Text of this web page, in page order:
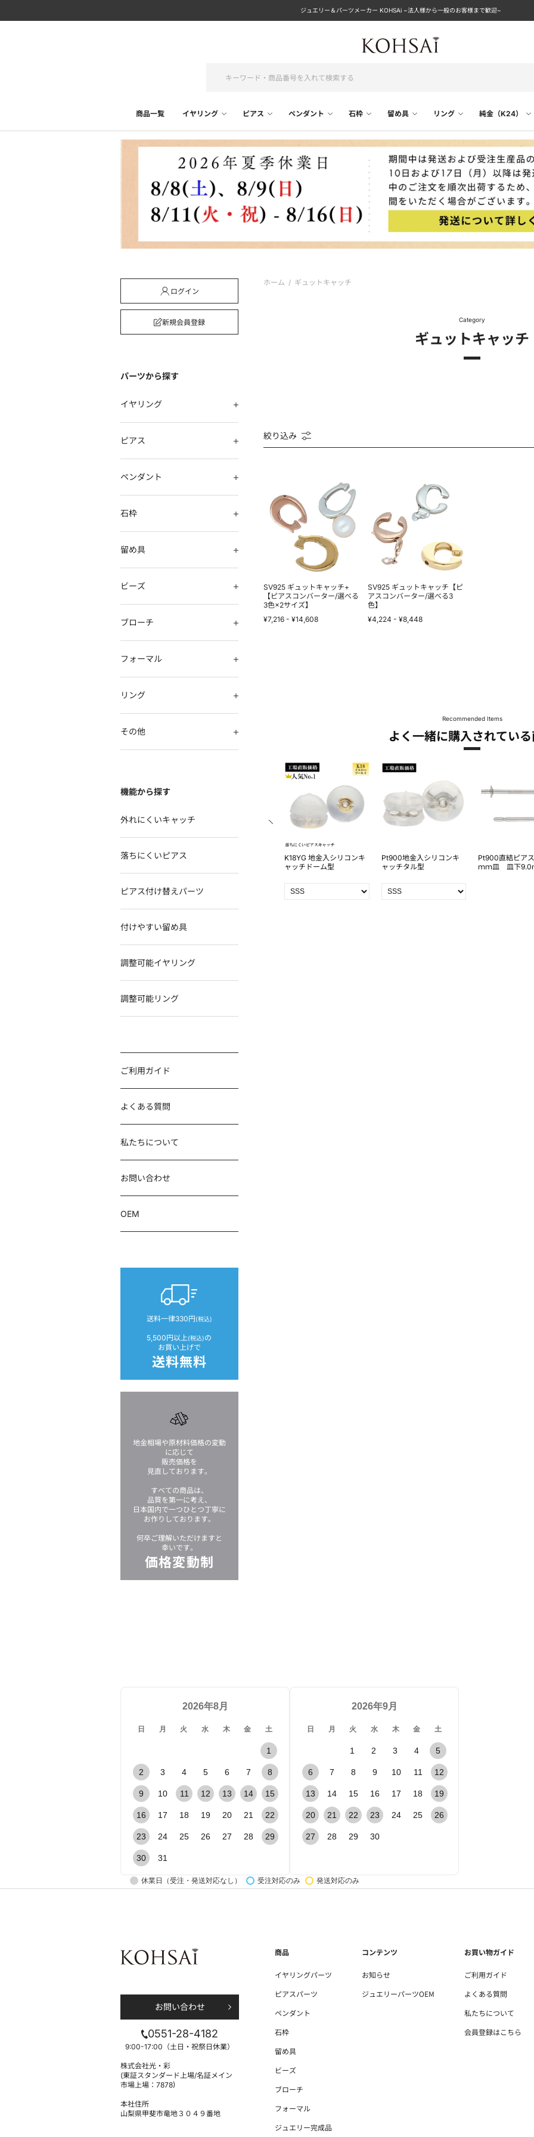
ジュエリー＆パーツメーカー KOHSAi ~法人様から一般のお客様まで歓迎~
商品一覧 イヤリング ピアス ペンダント 石枠 留め具 リング 純金（K24）
ログイン
新規会員登録
パーツから探す
イヤリング
ピアス
ペンダント
石枠
留め具
ビーズ
ブローチ
フォーマル
リング
その他
機能から探す
外れにくいキャッチ
落ちにくいピアス
ピアス付け替えパーツ
付けやすい留め具
調整可能イヤリング
調整可能リング
ご利用ガイド
よくある質問
私たちについて
お問い合わせ
OEM
送料一律330円(税込)
5,500円以上(税込)の
お買い上げで
送料無料
地金相場や原材料価格の変動
に応じて
販売価格を
見直しております。
すべての商品は、
品質を第一に考え、
日本国内で一つひとつ丁寧に
お作りしております。
何卒ご理解いただけますと
幸いです。
価格変動制
ホーム / ギュットキャッチ
Category
ギュットキャッチ
絞り込み
ュ
ッ
ト
ア
ス
コ
ン
バ
SV925 ギュットキャッチ+
【ピアスコンバーター/選べる
3色×2サイズ】
¥7,216 -¥14,608
ト
キ
ャ
【ピ
ス
コ
ン
バ
ー
SV925 ギュットキャッチ【ピ
アスコンバーター/選べる3
色】
¥4,224 -¥8,448
Recommended Items
よく一緒に購入されてい
K18YG 地金入シリコンキ
9.5ｍｍ
K18YG 地金入シリコンキ
ャッチドーム型
Pt900地金入シリコンキ
ャッチタル型
Pt900直結ピア
ｍｍ皿 皿下9.0
2026年8月
日 月 火 水 木 金 土
1
2 3 4 5 6 7 8
9 10 11 12 13 14 15
16 17 18 19 20 21 22
23 24 25 26 27 28 29
30 31
2026年9月
日 月 火 水 木 金 土
1 2 3 4 5
6 7 8 9 10 11 12
13 14 15 16 17 18 19
20 21 22 23 24 25 26
27 28 29 30
休業日（受注・発送対応なし） 受注対応のみ 発送対応のみ
お問い合わせ
0551-28-4182
9:00-17:00（土日・祝祭日休業）
株式会社光・彩
(東証スタンダード上場/名証メイン
市場上場：7878)
本社住所
山梨県甲斐市竜地３０４９番地
商品
イヤリングパーツ
ピアスパーツ
ペンダント
石枠
留め具
ビーズ
ブローチ
フォーマル
ジュエリー完成品
コンテンツ
お知らせ
ジュエリーパーツOEM
お買い物ガイド
ご利用ガイド
よくある質問
私たちについて
会員登録はこちら